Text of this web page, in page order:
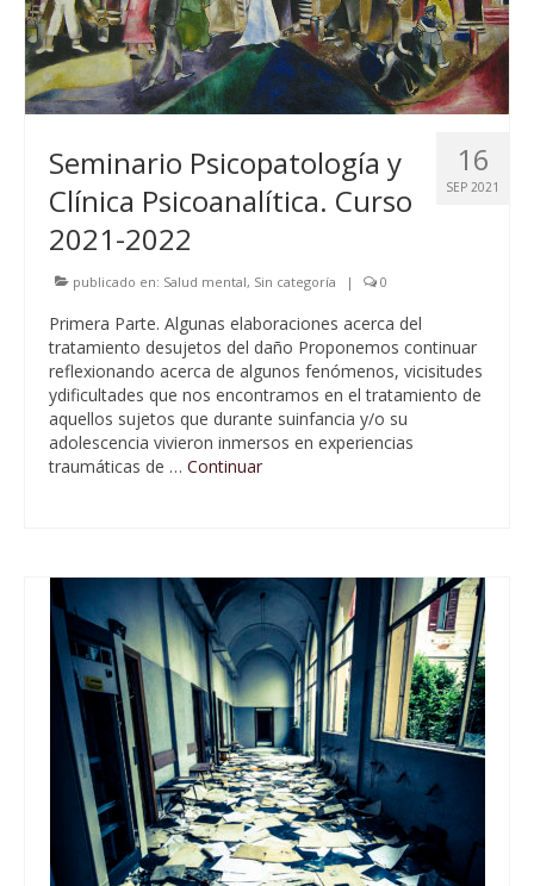
16
SEP 2021
Seminario Psicopatología y
Clínica Psicoanalítica. Curso
2021-2022
publicado en: Salud mental, Sin categoría | 0
Primera Parte. Algunas elaboraciones acerca del
tratamiento desujetos del daño Proponemos continuar
reflexionando acerca de algunos fenómenos, vicisitudes
ydificultades que nos encontramos en el tratamiento de
aquellos sujetos que durante suinfancia y/o su
adolescencia vivieron inmersos en experiencias
traumáticas de … Continuar